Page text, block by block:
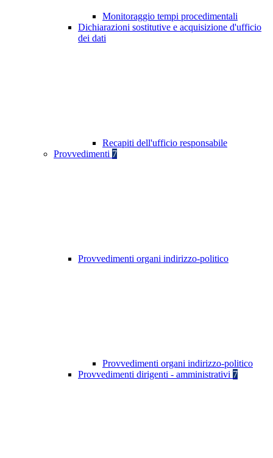
Monitoraggio tempi procedimentali
Dichiarazioni sostitutive e acquisizione d'ufficio
dei dati
Recapiti dell'ufficio responsabile
Provvedimenti 7
Provvedimenti organi indirizzo-politico
Provvedimenti organi indirizzo-politico
Provvedimenti dirigenti - amministrativi 7